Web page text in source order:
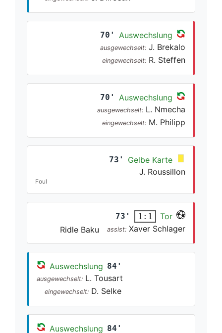
70' Auswechslung
ausgewechselt: J. Brekalo
eingewechselt: R. Steffen
70' Auswechslung
ausgewechselt: L. Nmecha
eingewechselt: M. Philipp
73'
Gelbe Karte
J. Roussillon
Foul
73' 1:1
Tor
Ridle Baku
assist: Xaver Schlager
Auswechslung 84'
ausgewechselt: L. Tousart
eingewechselt: D. Selke
Auswechslung 84'